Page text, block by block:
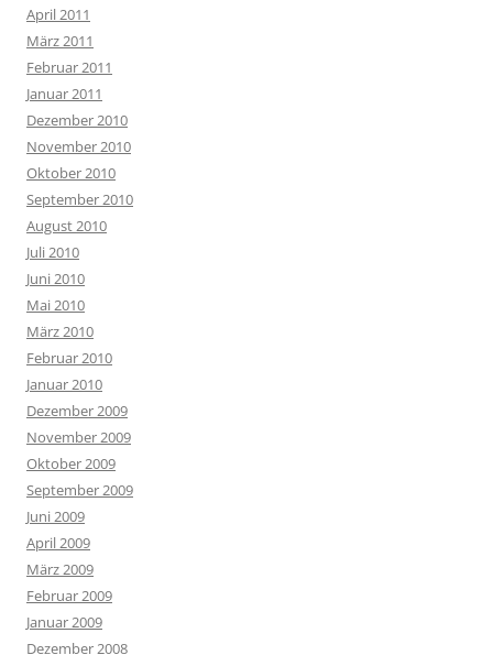
April 2011
März 2011
Februar 2011
Januar 2011
Dezember 2010
November 2010
Oktober 2010
September 2010
August 2010
Juli 2010
Juni 2010
Mai 2010
März 2010
Februar 2010
Januar 2010
Dezember 2009
November 2009
Oktober 2009
September 2009
Juni 2009
April 2009
März 2009
Februar 2009
Januar 2009
Dezember 2008